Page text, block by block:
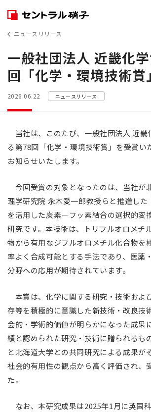
ニュースリリース
一般社団法人 近畿化
回「化学・環境技術賞
2026.06.22 ニュースリリース
当社は、このたび、一般社団法人 近畿
る第78回「化学・環境技術賞」を受賞い
お知らせいたします。
今回受賞の対象となったのは、当社が
理学研究院 永木愛一郎教授らと推進し
を活用した炭素－フッ素結合の選択的変
研究です。本技術は、トリフルオロメチ
物から有用なジフルオロメチル化合物を
率よく合成可能とする手法であり、医薬
分野への応用が期待されています。
本賞は、化学に関する研究・技術およ
存等を積極的に意識した新技術・改良技
会的・学術的価値が明らかになった成果
績と認められた研究・技術に贈られるも
と北海道大学との共同研究による成果が
社会的有用性の観点から高く評価され、
た。
なお、本研究成果は2025年1月に英国